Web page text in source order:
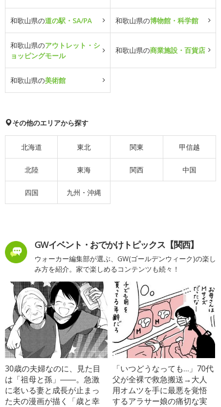
和歌山県の道の駅・SA/PA 和歌山県の博物館・科学館
和歌山県のアウトレット・シ
ョッピングモール
和歌山県の商業施設・百貨店
和歌山県の美術館
その他のエリアから探す
北海道 東北 関東 甲信越
北陸 東海 関西 中国
四国 九州・沖縄
GWイベント・おでかけトピックス【関西】
ウォーカー編集部が選ぶ、GW(ゴールデンウィーク)の楽し
み方を紹介。家で楽しめるコンテンツも続々！
30歳の夫婦なのに、見た目
は「祖母と孫」――。急激
に老いる妻と成長が止まっ
た夫の漫画が描く「歳と幸
「いつどうなっても…」70代
父が全裸で救急搬送→大人
用オムツを手に最悪を覚悟
するアラサー娘の痛切な実